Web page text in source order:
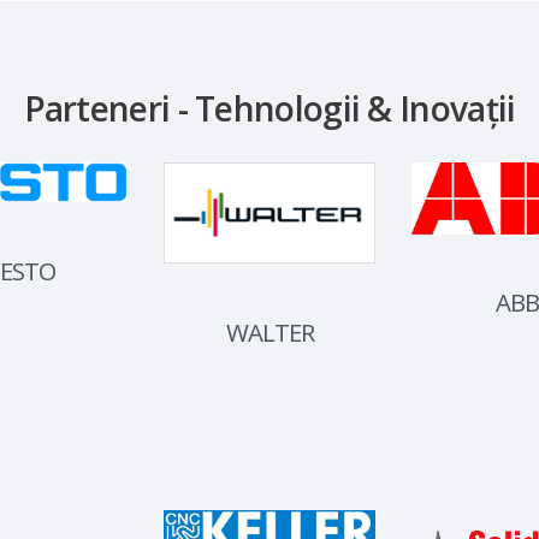
Parteneri - Tehnologii & Inovații
WALTER
ABB